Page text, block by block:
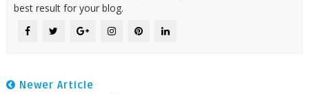
best result for your blog.
Newer Article